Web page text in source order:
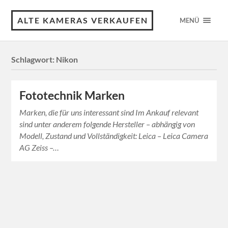
ALTE KAMERAS VERKAUFEN MENÜ
Schlagwort: Nikon
Fototechnik Marken
Marken, die für uns interessant sind Im Ankauf relevant
sind unter anderem folgende Hersteller – abhängig von
Modell, Zustand und Vollständigkeit: Leica – Leica Camera
AG Zeiss –…